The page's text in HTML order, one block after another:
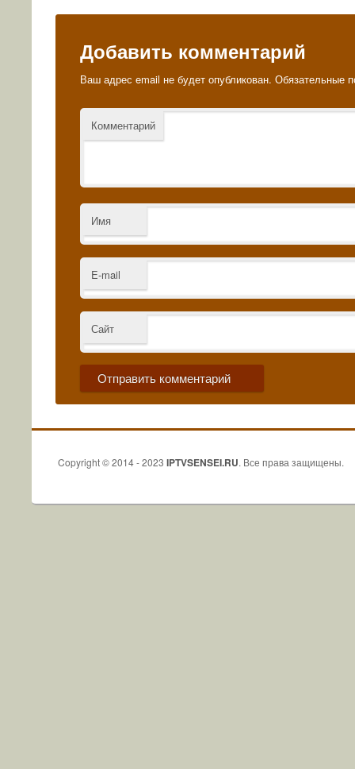
Добавить комментарий
Ваш адрес email не будет опубликован. Обязательные
Комментарий
Имя
E-mail
Сайт
Copyright © 2014 - 2023 IPTVSENSEI.RU. Все права защищены.